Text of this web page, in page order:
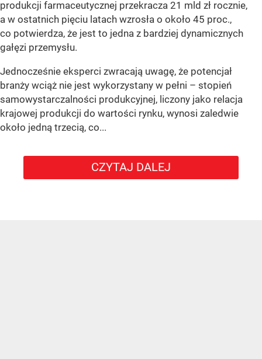
produkcji farmaceutycznej przekracza 21 mld zł rocznie,
a w ostatnich pięciu latach wzrosła o około 45 proc.,
co potwierdza, że jest to jedna z bardziej dynamicznych
gałęzi przemysłu.
Jednocześnie eksperci zwracają uwagę, że potencjał
branży wciąż nie jest wykorzystany w pełni – stopień
samowystarczalności produkcyjnej, liczony jako relacja
krajowej produkcji do wartości rynku, wynosi zaledwie
około jedną trzecią, co...
CZYTAJ DALEJ